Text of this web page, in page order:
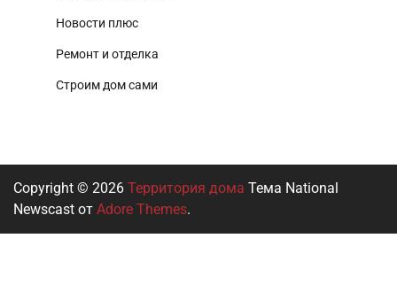
Новости плюс
Ремонт и отделка
Строим дом сами
Copyright © 2026 Территория дома Тема National
Newscast от Adore Themes.